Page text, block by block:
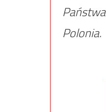
Polonia.